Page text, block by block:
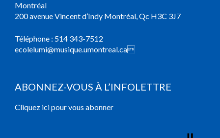
Montréal
200 avenue Vincent d’Indy Montréal, Qc H3C 3J7
Téléphone : 514 343-7512
ecolelumi@musique.umontreal.ca
ABONNEZ-VOUS À L’INFOLETTRE
Cliquez ici pour vous abonner